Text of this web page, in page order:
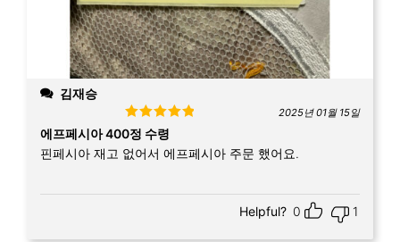
김재승
Rated5
of 5
2025년 01월 15일
에프페시아 400정 수령
핀페시아 재고 없어서 에프페시아 주문 했어요.
Helpful? 0 1